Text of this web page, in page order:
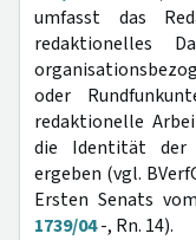
umfasst das
redaktionelles
oder
redaktionelle
die Identität der
ergeben (vgl.
Ersten Senats
1739/04-, Rn. 14).